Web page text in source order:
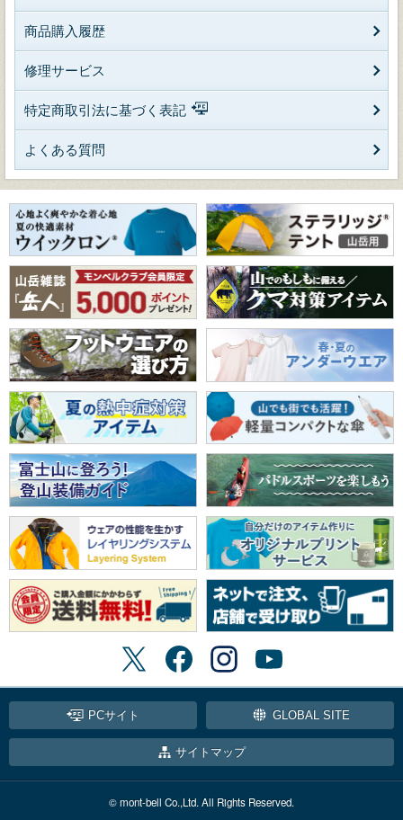
商品購入履歴
修理サービス
特定商取引法に基づく表記
よくある質問
PCサイト GLOBAL SITE
サイトマップ
© mont-bell Co.,Ltd. All Rights Reserved.